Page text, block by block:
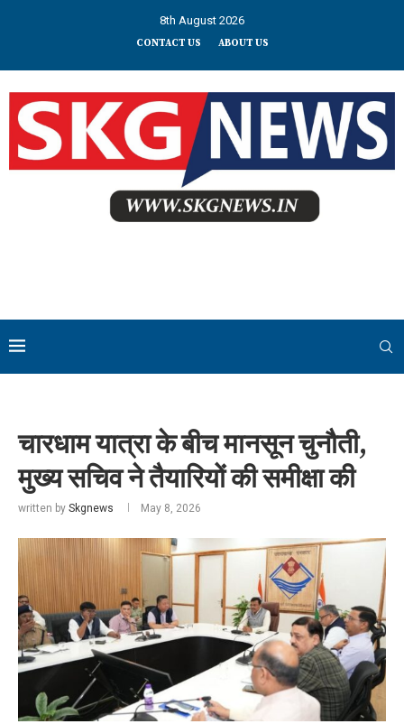
8th August 2026
CONTACT US ABOUT US
चारधाम यात्रा के बीच मानसून चुनौती,
मुख्य सचिव ने तैयारियों की समीक्षा की
written by Skgnews May 8, 2026